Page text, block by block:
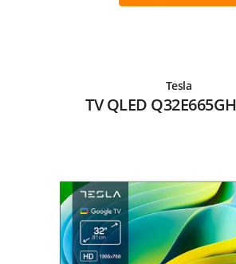
Tesla
TV QLED